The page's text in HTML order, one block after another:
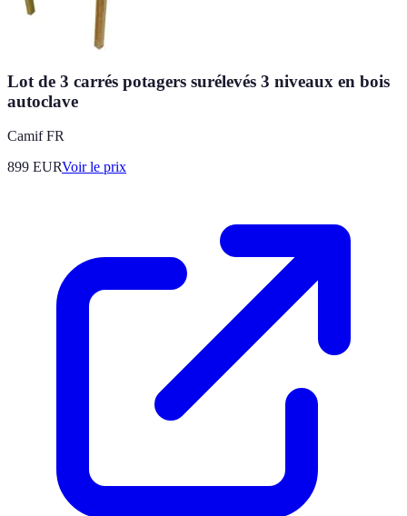
Lot de 3 carrés potagers surélevés 3 niveaux en bois
autoclave
Camif FR
899 EURVoir le prix